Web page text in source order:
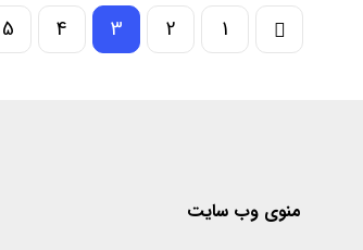
1
2
3
4
5
منوی وب سایت